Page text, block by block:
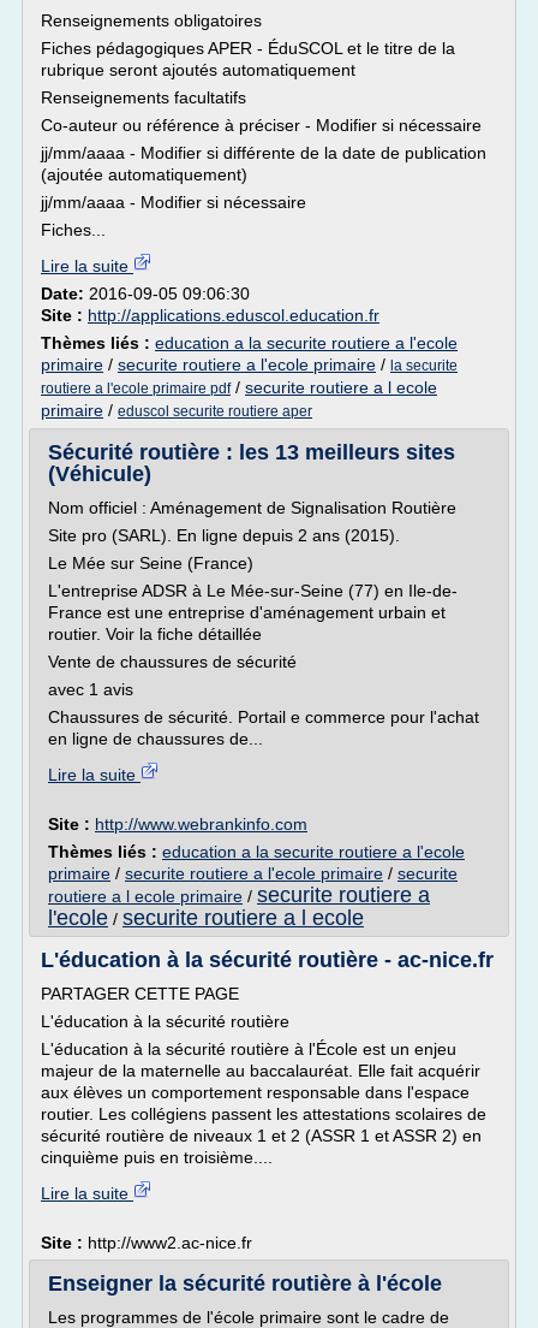
Renseignements obligatoires
Fiches pédagogiques APER - ÉduSCOL et le titre de la
rubrique seront ajoutés automatiquement
Renseignements facultatifs
Co-auteur ou référence à préciser - Modifier si nécessaire
jj/mm/aaaa - Modifier si différente de la date de publication
(ajoutée automatiquement)
jj/mm/aaaa - Modifier si nécessaire
Fiches...
Lire la suite
Date: 2016-09-05 09:06:30
Site : http://applications.eduscol.education.fr
Thèmes liés : education a la securite routiere a l'ecole
primaire / securite routiere a l'ecole primaire / la securite
routiere a l'ecole primaire pdf/ securite routiere a l ecole
primaire / eduscol securite routiere aper
Sécurité routière : les 13 meilleurs sites
(Véhicule)
Nom officiel : Aménagement de Signalisation Routière
Site pro (SARL). En ligne depuis 2 ans (2015).
Le Mée sur Seine (France)
L'entreprise ADSR à Le Mée-sur-Seine (77) en Ile-de-
France est une entreprise d'aménagement urbain et
routier. Voir la fiche détaillée
Vente de chaussures de sécurité
avec 1 avis
Chaussures de sécurité. Portail e commerce pour l'achat
en ligne de chaussures de...
Lire la suite
Site : http://www.webrankinfo.com
Thèmes liés : education a la securite routiere a l'ecole
primaire / securite routiere a l'ecole primaire / securite
routiere a l ecole primaire / securite routiere a
l'ecole / securite routiere a l ecole
L'éducation à la sécurité routière - ac-nice.fr
PARTAGER CETTE PAGE
L'éducation à la sécurité routière
L'éducation à la sécurité routière à l'École est un enjeu
majeur de la maternelle au baccalauréat. Elle fait acquérir
aux élèves un comportement responsable dans l'espace
routier. Les collégiens passent les attestations scolaires de
sécurité routière de niveaux 1 et 2 (ASSR 1 et ASSR 2) en
cinquième puis en troisième....
Lire la suite
Site : http://www2.ac-nice.fr
Enseigner la sécurité routière à l'école
Les programmes de l'école primaire sont le cadre de